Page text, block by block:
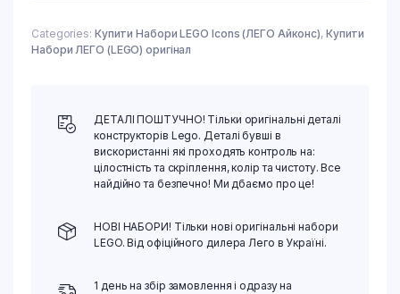
Categories: Купити Набори LEGO Icons (ЛЕГО Айконс), Купити
Набори ЛЕГО (LEGO) оригінал
ДЕТАЛІ ПОШТУЧНО! Тільки оригінальні деталі
конструкторів Lego. Деталі бувші в
вискористанні які проходять контроль на:
цілостність та скріплення, колір та чистоту. Все
найдійно та безпечно! Ми дбаємо про це!
НОВІ НАБОРИ! Тільки нові оригінальні набори
LEGO. Від офіційного дилера Лего в Україні.
1 день на збір замовлення і одразу на